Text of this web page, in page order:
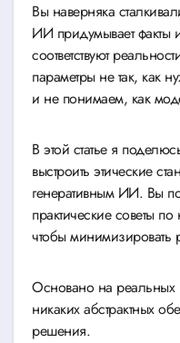
Вы наверняка
ИИ придумывает факты
соответствуют
параметры не так, как
и не понимаем, как
В этой статье я
выстроить этические
генеративным ИИ. Вы
практические советы
чтобы минимизировать
Основано на реальных
никаких абстрактных
решения.